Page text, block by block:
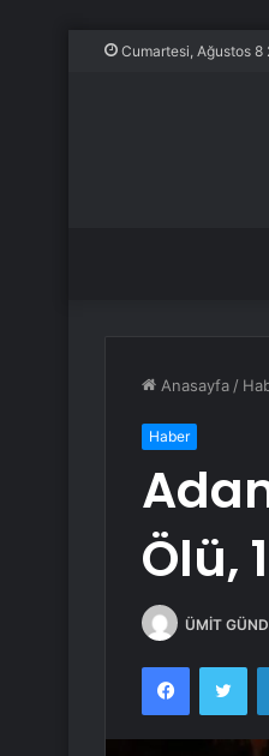
Cumartesi, Ağustos 8
Anasayfa /
Haber
Ölü,
ÜMİT
Facebook